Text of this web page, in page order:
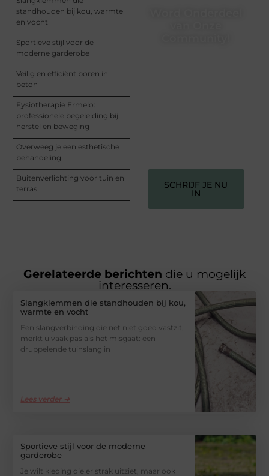
standhouden bij kou, warmte
en vocht
Sportieve stijl voor de
moderne garderobe
Veilig en efficiënt boren in
beton
Fysiotherapie Ermelo:
professionele begeleiding bij
herstel en beweging
Overweeg je een esthetische
behandeling
Buitenverlichting voor tuin en
terras
SCHRIJF JE NU
IN
Gerelateerde berichten die u mogelijk
interesseren.
Slangklemmen die standhouden bij kou,
warmte en vocht
Een slangverbinding die net niet goed vastzit,
merkt u vaak pas als het misgaat: een
druppelende tuinslang in
Lees verder ➜
Sportieve stijl voor de moderne
garderobe
Je wilt kleding die er strak uitziet, maar ook